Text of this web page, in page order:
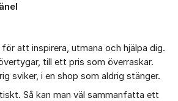
att inspirera, utmana och hjälpa dig.
till ett pris som överraskar.
sviker, i en shop som aldrig stänger.
Så kan man väl sammanfatta ett